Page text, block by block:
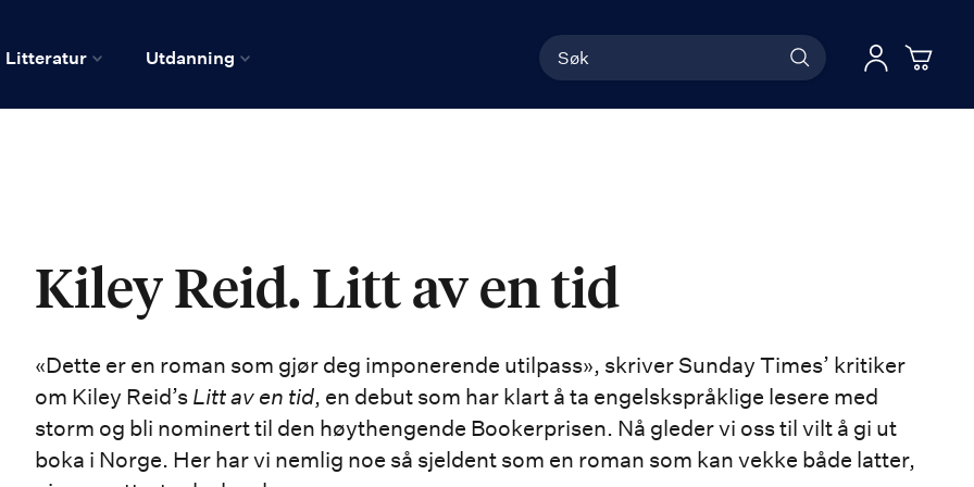
Litteratur Utdanning
Søk Logg
Kiley Reid. Litt av en tid
«Dette er en roman som gjør deg imponerende utilpass», skriver Sunday Times’ kritiker
om Kiley Reid’s Litt av en tid, en debut som har klart å ta engelskspråklige lesere med
storm og bli nominert til den høythengende Bookerprisen. Nå gleder vi oss til vilt å gi ut
boka i Norge. Her har vi nemlig noe så sjeldent som en roman som kan vekke både latter,